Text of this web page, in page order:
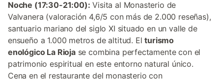
Noche (17:30-21:00): Visita al Monasterio de
Valvanera (valoración 4,6/5 con más de 2.000 reseñas),
santuario mariano del siglo XI situado en un valle de
ensueño a 1.000 metros de altitud. Elturismo
enológico La Riojase combina perfectamente con el
patrimonio espiritual en este entorno natural único.
Cena en el restaurante del monasterio con